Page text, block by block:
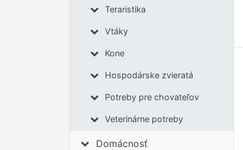
Teraristika
Vtáky
Kone
Hospodárske zvieratá
Potreby pre chovateľov
Veterinárne potreby
Domácnosť